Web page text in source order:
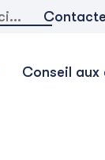
Conseil aux